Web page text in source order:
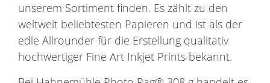
unserem Sortiment finden. Es zählt zu den
weltweit beliebtesten Papieren und ist als der
edle Allrounder für die Erstellung qualitativ
hochwertiger Fine Art Inkjet Prints bekannt.